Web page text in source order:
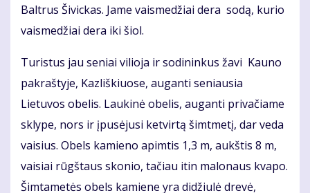
Baltrus Šivickas. Jame vaismedžiai dera sodą, kurio
vaismedžiai dera iki šiol.
Turistus jau seniai vilioja ir sodininkus žavi Kauno
pakraštyje, Kazliškiuose, auganti seniausia
Lietuvos obelis. Laukinė obelis, auganti privačiame
sklype, nors ir įpusėjusi ketvirtą šimtmetį, dar veda
vaisius. Obels kamieno apimtis 1,3 m, aukštis 8 m,
vaisiai rūgštaus skonio, tačiau itin malonaus kvapo.
Šimtametės obels kamiene yra didžiulė drevė,